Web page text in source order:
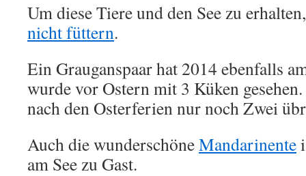
Um diese Tiere und den See zu
nicht füttern.
Ein Grauganspaar hat 2014 ebenfalls
wurde vor Ostern mit 3 Küken
nach den Osterferien nur noch Zwei
Auch die wunderschöneMandarinente
am See zu Gast.